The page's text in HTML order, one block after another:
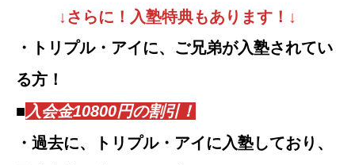
↓さらに！入塾特典もあります！ ↓
・トリプル・アイに、ご兄弟が入塾されてい
る方！
■入会金10800円の割引！
・過去に、トリプル・アイに入塾しており、